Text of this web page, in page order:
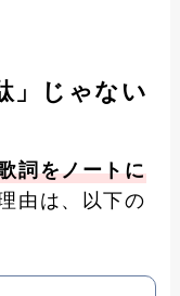
」じゃない
詞をノートに
由は、以下の